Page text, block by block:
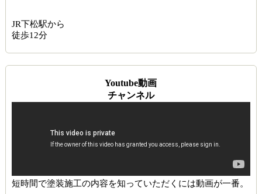
JR下松駅から
徒歩12分
Youtube動画
チャンネル
短時間で塗装施工の内容を知っていただくには動画が一番。